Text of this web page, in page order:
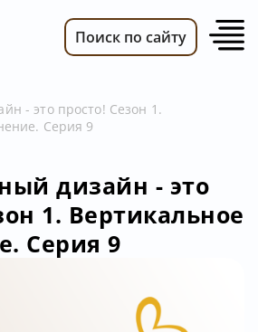
ПЕРЕДАЧИ
ТЕЛЕПРОГРАММА
РЕКЛАМОДАТЕЛЯМ
Поиск по сайту
- это просто! Сезон 1.
Серия 9
дизайн - это
1. Вертикальное
Серия 9